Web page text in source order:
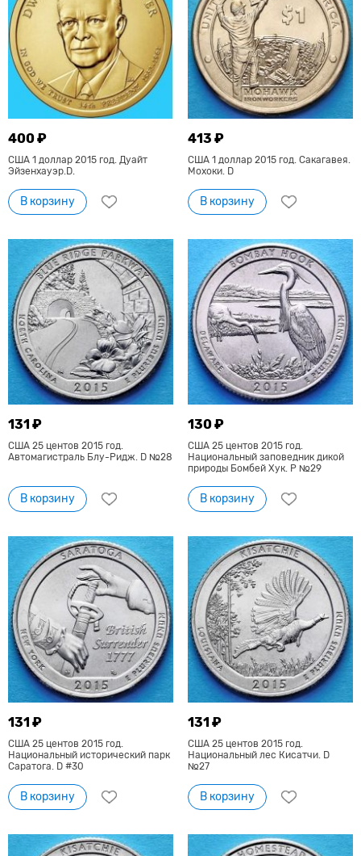
400 ₽
США 1 доллар 2015 год. Дуайт
Эйзенхауэр.D.
В корзину
413 ₽
США 1 доллар 2015 год. Сакагавея.
Мохоки. D
В корзину
131 ₽
США 25 центов 2015 год.
Автомагистраль Блу-Ридж. D №28
В корзину
130 ₽
США 25 центов 2015 год.
Национальный заповедник дикой
природы Бомбей Хук. Р №29
В корзину
131 ₽
США 25 центов 2015 год.
Национальный исторический парк
Саратога. D #30
В корзину
131 ₽
США 25 центов 2015 год.
Национальный лес Кисатчи. D
№27
В корзину